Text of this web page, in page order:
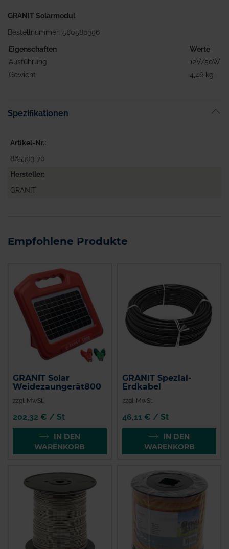
GRANIT Solarmodul
Bestellnummer: 580580356
Eigenschaften
Werte
Ausführung
12V/50W
Gewicht
4,46 kg
Spezifikationen
Artikel-Nr.
865303-70
Hersteller
GRANIT
Empfohlene Produkte
GRANIT Solar
Weidezaungerät800
zzgl. MwSt.
202,32 € / St
IN DEN
WARENKORB
GRANIT Spezial-
Erdkabel
zzgl. MwSt.
46,11 € / St
IN DEN
WARENKORB